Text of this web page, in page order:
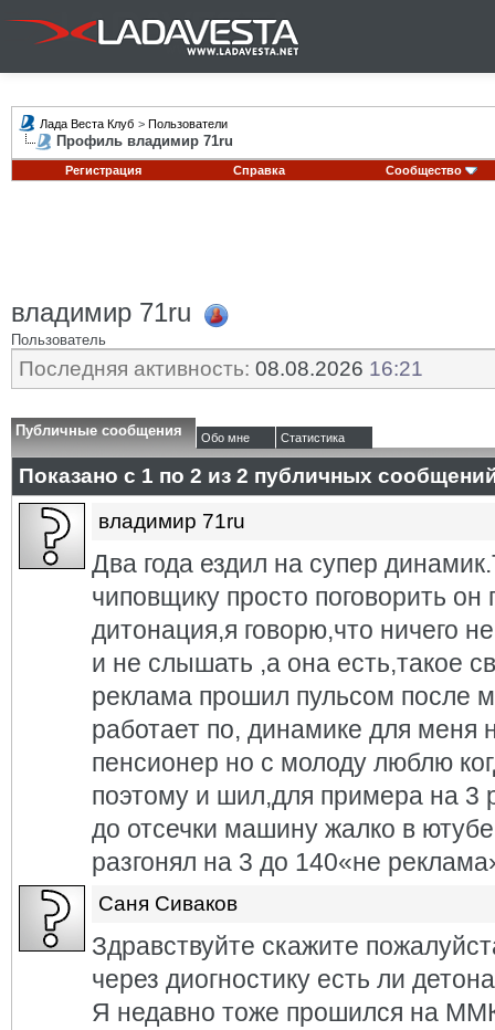
Лада Веста Клуб > Пользователи
Профиль владимир 71ru
Регистрация Справка Сообщество
владимир 71ru
Пользователь
Последняя активность: 08.08.2026 16:21
Публичные сообщения Обо мне Статистика
Показано с 1 по 2 из 2 публичных
владимир 71ru
Два года ездил на супер
чиповщику просто поговорить он
дитонация,я говорю,что ничего
и не слышать ,а она есть,такое
реклама прошил пульсом после
работает по, динамике для меня
пенсионер но с молоду люблю
поэтому и шил,для примера на 3
до отсечки машину жалко в
разгонял на 3 до 140«не
Саня Сиваков
Здравствуйте скажите
через диогностику есть ли
Я недавно тоже прошился на